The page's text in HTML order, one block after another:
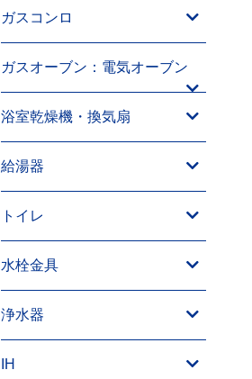
ガスコンロ
ガスオーブン：電気オーブン
浴室乾燥機・換気扇
給湯器
トイレ
水栓金具
浄水器
IH